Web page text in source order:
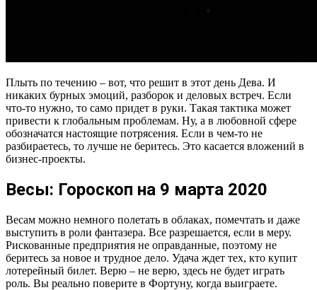
Плыть по течению – вот, что решит в этот день Дева. И
никаких бурных эмоций, разборок и деловых встреч. Если
что-то нужно, то само придет в руки. Такая тактика может
привести к глобальным проблемам. Ну, а в любовной сфере
обозначатся настоящие потрясения. Если в чем-то не
разбираетесь, то лучше не беритесь. Это касается вложений в
бизнес-проекты.
Весы: Гороскоп на 9 марта 2020
Весам можно немного полетать в облаках, помечтать и даже
выступить в роли фантазера. Все разрешается, если в меру.
Рискованные предприятия не оправданные, поэтому не
беритесь за новое и трудное дело. Удача ждет тех, кто купит
лотерейный билет. Верю – не верю, здесь не будет играть
роль. Вы реально поверите в Фортуну, когда выиграете.